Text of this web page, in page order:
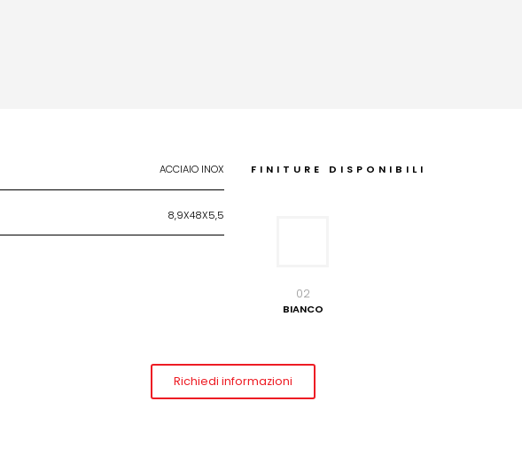
ACCIAIO INOX
8,9X48X5,5
FINITURE DISPONIBILI
02
BIANCO
Richiedi informazioni